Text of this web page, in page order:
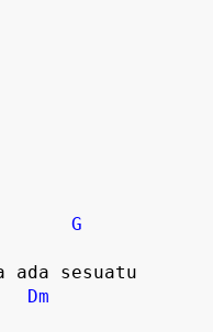
G
ada sesuatu
Dm